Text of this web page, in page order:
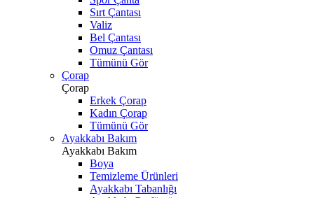
Sırt Çantası
Valiz
Bel Çantası
Omuz Çantası
Tümünü Gör
Çorap
Çorap
Erkek Çorap
Kadın Çorap
Tümünü Gör
Ayakkabı Bakım
Ayakkabı Bakım
Boya
Temizleme Ürünleri
Ayakkabı Tabanlığı